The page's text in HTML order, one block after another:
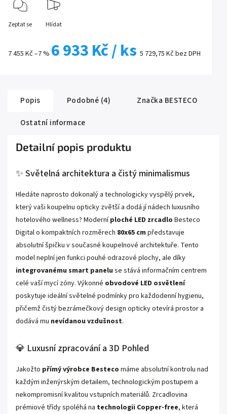
7 455 Kč–7 % 6 933 Kč/ ks 5 729,75 Kč bez DPH
Zeptat se Hlídat
Popis Podobné (4) Značka BESTECO
Ostatní informace
Detailní popis produktu
✨ Světelná architektura a čistý minimalismus
Hledáte naprosto dokonalý a technologicky vyspělý prvek,
který vaši koupelnu opticky zvětší a dodá jí nádech luxusního
hotelového wellness? Moderníploché LED zrcadlo Besteco
Digital o kompaktních rozměrech 80x65 cm představuje
absolutní špičku v současné koupelnové architektuře. Tento
model neplní jen funkci pouhé odrazové plochy, ale díky
integrovanému smart panelu se stává informačním centrem
celé vaší mycí zóny. Výkonné obvodové LED osvětlení
poskytuje ideální světelné podmínky pro každodenní hygienu,
přičemž čistý bezrámečkový design opticky otevírá prostor a
dodává mu nevídanou vzdušnost.
💎 Luxusní zpracování a 3D Pohled
Jakožto přímý výrobce Besteco máme absolutní kontrolu nad
každým inženýrským detailem, technologickým postupem a
nekompromisní kvalitou vstupních materiálů. Zrcadlovina
prémiové třídy spoléhá na technologii Copper-free, která